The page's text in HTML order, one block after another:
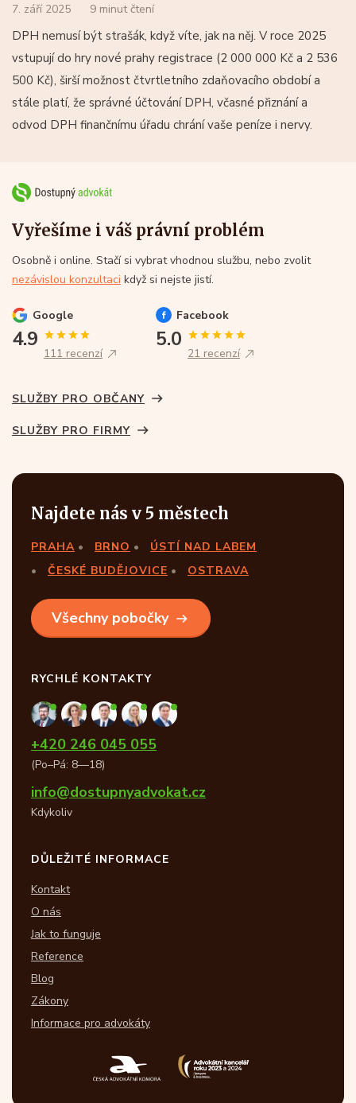
7. září 2025 9 minut čtení
DPH nemusí být strašák, když víte, jak na něj. V roce 2025
vstupují do hry nové prahy registrace (2 000 000 Kč a 2 536
500 Kč), širší možnost čtvrtletního zdaňovacího období a
stále platí, že správné účtování DPH, včasné přiznání a
odvod DPH finančnímu úřadu chrání vaše peníze i nervy.
Vyřešíme i váš právní problém
Osobně i online. Stačí si vybrat vhodnou službu, nebo zvolit
nezávislou konzultaci když si nejste jistí.
Google
4.9
111 recenzí
Facebook
5.0
21 recenzí
SLUŽBY PRO OBČANY
SLUŽBY PRO FIRMY
Najdete nás v 5 městech
PRAHA BRNO
ÚSTÍ NAD LABEM
ČESKÉ BUDĚJOVICE
OSTRAVA
Všechny pobočky
RYCHLÉ KONTAKTY
+420 246 045 055
(Po–Pá: 8—18)
info@dostupnyadvokat.cz
Kdykoliv
DŮLEŽITÉ INFORMACE
Kontakt
O nás
Jak to funguje
Reference
Blog
Zákony
Informace pro advokáty